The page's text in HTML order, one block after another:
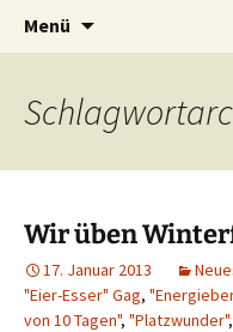
Menü
Wir üben
17. Januar 2013
"Eier-Esser" Gag,
von 10 Tagen", "Platzwunder",